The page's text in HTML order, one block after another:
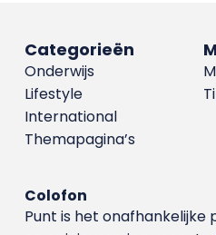
Categorieën
Onderwijs
Lifestyle
International
Themapagina’s
Colofon
Punt is het onafhankelijke